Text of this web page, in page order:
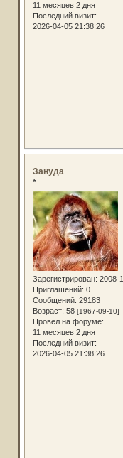
11 месяцев 2 дня
Последний визит:
2026-04-05 21:38:26
Зануда
*
Зарегистрирован: 2008-
Приглашений: 0
Сообщений: 29183
Возраст: 58 [1967-09-10]
Провел на форуме:
11 месяцев 2 дня
Последний визит:
2026-04-05 21:38:26